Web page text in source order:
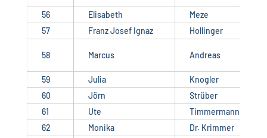
56
Elisabeth
Meze
57
Franz Josef Ignaz Hollinger
58 Marcus Andreas
59 Julia
Knogler
60
Jörn
Strüber
61
Ute
Timmermann
62
Monika
Dr. Krimmer